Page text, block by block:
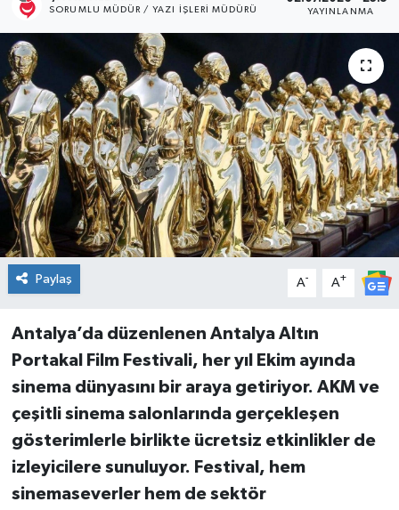
SORUMLU MÜDÜR / YAZI İŞLERI MÜDÜRÜ YAYINLANMA
Paylaş A- A+
Antalya’da düzenlenen Antalya Altın
Portakal Film Festivali, her yıl Ekim ayında
sinema dünyasını bir araya getiriyor. AKM ve
çeşitli sinema salonlarında gerçekleşen
gösterimlerle birlikte ücretsiz etkinlikler de
izleyicilere sunuluyor. Festival, hem
sinemaseverler hem de sektör
Kültür Sanat
Magazin
Medya
Politika
Sağlık
Spor
Turizm